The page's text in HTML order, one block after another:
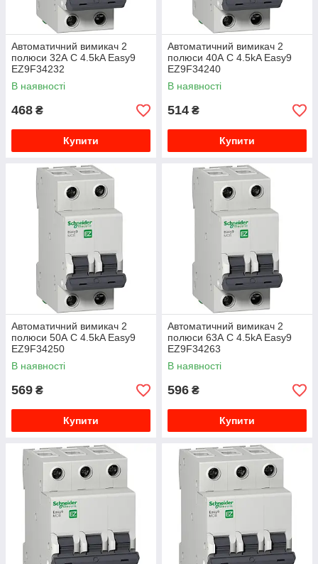
Автоматичний вимикач 2
полюси 32А C 4.5kA Easy9
EZ9F34232
В наявності
468 ₴
Купити
Автоматичний вимикач 2
полюси 40А C 4.5kA Easy9
EZ9F34240
В наявності
514 ₴
Купити
Автоматичний вимикач 2
полюси 50А C 4.5kA Easy9
EZ9F34250
В наявності
569 ₴
Купити
Автоматичний вимикач 2
полюси 63А C 4.5kA Easy9
EZ9F34263
В наявності
596 ₴
Купити